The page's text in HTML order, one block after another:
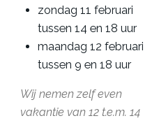
zondag 11 februari
tussen 14 en 18 uur
maandag 12 februari
tussen 9 en 18 uur
Wij nemen zelf even
vakantie van 12 t.e.m. 14